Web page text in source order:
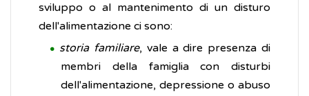
sviluppo o al mantenimento di un disturo
dell'alimentazione ci sono:
storia familiare, vale a dire presenza di
membri della famiglia con disturbi
dell'alimentazione, depressione o abuso